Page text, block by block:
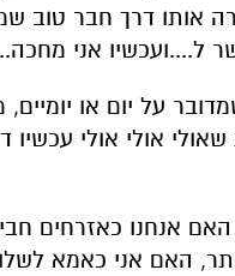
אותו דרך חבר טוב
ל....ועכשיו אני
על יום או יומיים,
אולי אולי עכשיו
אנחנו כאזרחים
האם אני כאמא